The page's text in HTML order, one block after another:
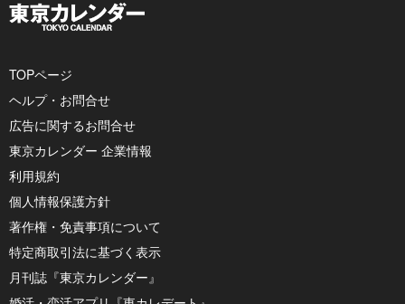
TOPページ
ヘルプ・お問合せ
広告に関するお問合せ
東京カレンダー 企業情報
利用規約
個人情報保護方針
著作権・免責事項について
特定商取引法に基づく表示
月刊誌『東京カレンダー』